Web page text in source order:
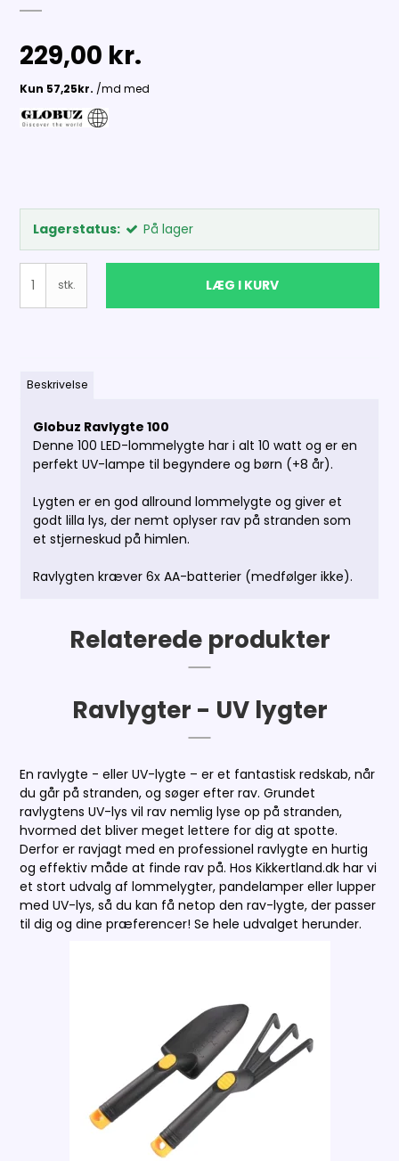
229,00 kr.
Lagerstatus: På lager
stk. LÆG I KURV
Beskrivelse
Globuz Ravlygte 100
Denne 100 LED-lommelygte har i alt 10 watt og er en
perfekt UV-lampe til begyndere og børn (+8 år).
Lygten er en god allround lommelygte og giver et
godt lilla lys, der nemt oplyser rav på stranden som
et stjerneskud på himlen.
Ravlygten kræver 6x AA-batterier (medfølger ikke).
Relaterede produkter
Ravlygter - UV lygter
En ravlygte - eller UV-lygte – er et fantastisk redskab, når
du går på stranden, og søger efter rav. Grundet
ravlygtens UV-lys vil rav nemlig lyse op på stranden,
hvormed det bliver meget lettere for dig at spotte.
Derfor er ravjagt med en professionel ravlygte en hurtig
og effektiv måde at finde rav på. Hos Kikkertland.dk har vi
et stort udvalg af lommelygter, pandelamper eller lupper
med UV-lys, så du kan få netop den rav-lygte, der passer
til dig og dine præferencer! Se hele udvalget herunder.